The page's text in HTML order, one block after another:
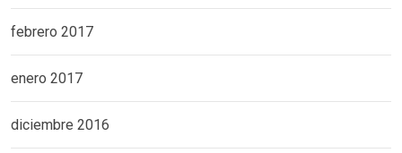
febrero 2017
enero 2017
diciembre 2016